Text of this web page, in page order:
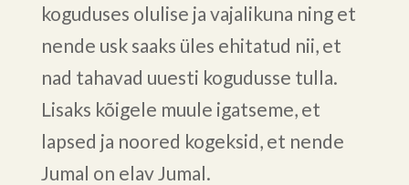
koguduses olulise ja vajalikuna ning et
nende usk saaks üles ehitatud nii, et
nad tahavad uuesti kogudusse tulla.
Lisaks kõigele muule igatseme, et
lapsed ja noored kogeksid, et nende
Jumal on elav Jumal.